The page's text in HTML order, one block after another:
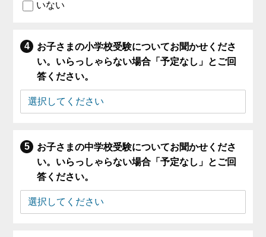
いない
お子さまの小学校受験についてお聞かせくださ
い。いらっしゃらない場合「予定なし」とご回
答ください。
お子さまの中学校受験についてお聞かせくださ
い。いらっしゃらない場合「予定なし」とご回
答ください。